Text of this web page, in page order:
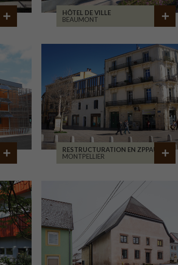
HÔTEL DE VILLE
BEAUMONT
RESTRUCTURATION EN ZPPAUP
MONTPELLIER